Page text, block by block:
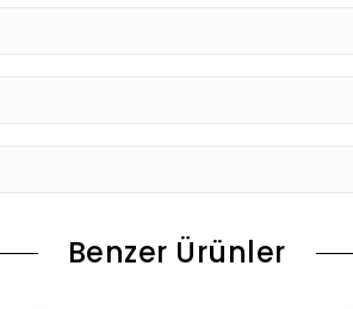
Benzer Ürünler